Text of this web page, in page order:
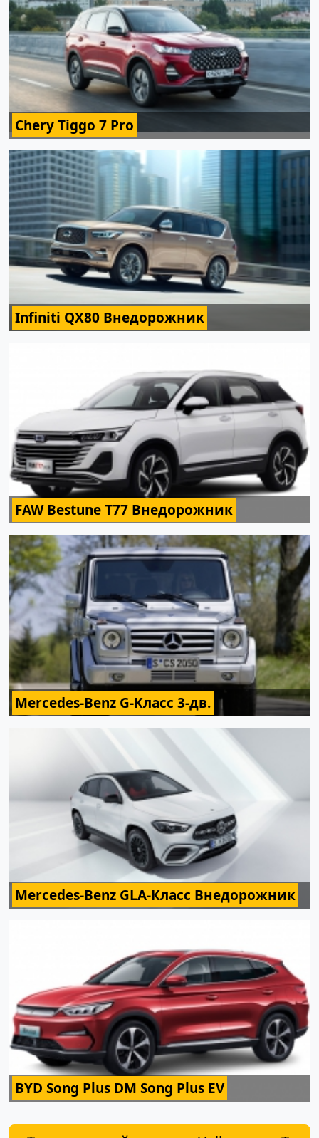
Chery Tiggo 7 Pro
Infiniti QX80 Внедорожник
FAW Bestune T77 Внедорожник
Mercedes-Benz G-Класс 3-дв.
Mercedes-Benz GLA-Класс Внедорожник
BYD Song Plus DM Song Plus EV